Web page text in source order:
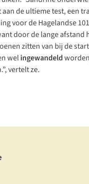
aan de ultieme test, een
voor de Hagelandse
door de lange afstand
zitten van bij de
welingewandeld
vertelt ze.